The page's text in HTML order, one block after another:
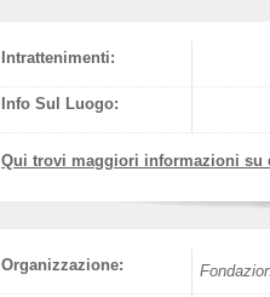
Intrattenimenti:
Info Sul Luogo:
Qui trovi maggiori informazioni su
Organizzazione: